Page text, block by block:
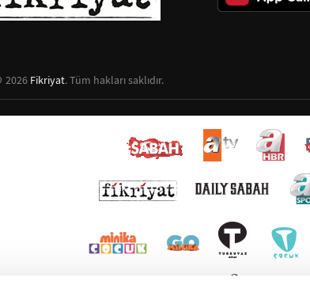
2026 Fikriyat. Tüm hakları saklıdır.